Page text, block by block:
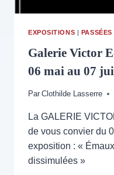
EXPOSITIONS | PASSÉES
Galerie Victor
06 mai au 07
Par Clothilde Lasserre
La GALERIE
de vous convier du
exposition : «
dissimulées »